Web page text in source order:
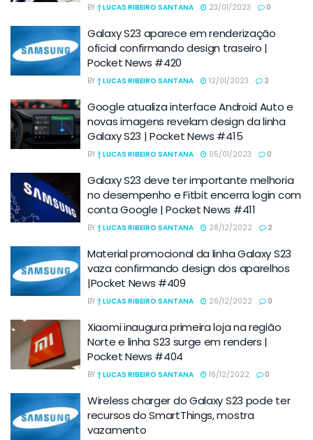
BY † LUCAS RIBEIRO SANTANA 23/01/2023 0
Galaxy S23 aparece em renderização
oficial confirmando design traseiro |
Pocket News #420
BY † LUCAS RIBEIRO SANTANA 12/01/2023 2
Google atualiza interface Android Auto e
novas imagens revelam design da linha
Galaxy S23 | Pocket News #415
BY † LUCAS RIBEIRO SANTANA 05/01/2023 0
Galaxy S23 deve ter importante melhoria
no desempenho e Fitbit encerra login com
conta Google | Pocket News #411
BY † LUCAS RIBEIRO SANTANA 28/12/2022 2
Material promocional da linha Galaxy S23
vaza confirmando design dos aparelhos
|Pocket News #409
BY † LUCAS RIBEIRO SANTANA 26/12/2022 0
Xiaomi inaugura primeira loja na região
Norte e linha S23 surge em renders |
Pocket News #404
BY † LUCAS RIBEIRO SANTANA 16/12/2022 0
Wireless charger do Galaxy S23 pode ter
recursos do SmartThings, mostra
vazamento